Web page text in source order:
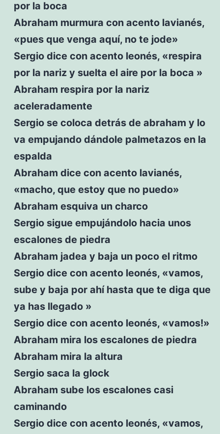
por la boca
Abraham murmura con acento lavianés,
«pues que venga aquí, no te jode»
Sergio dice con acento leonés, «respira
por la nariz y suelta el aire por la boca »
Abraham respira por la nariz
aceleradamente
Sergio se coloca detrás de abraham y lo
va empujando dándole palmetazos en la
espalda
Abraham dice con acento lavianés,
«macho, que estoy que no puedo»
Abraham esquiva un charco
Sergio sigue empujándolo hacia unos
escalones de piedra
Abraham jadea y baja un poco el ritmo
Sergio dice con acento leonés, «vamos,
sube y baja por ahí hasta que te diga que
ya has llegado »
Sergio dice con acento leonés, «vamos!»
Abraham mira los escalones de piedra
Abraham mira la altura
Sergio saca la glock
Abraham sube los escalones casi
caminando
Sergio dice con acento leonés, «vamos,